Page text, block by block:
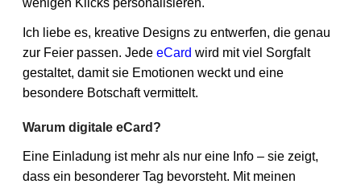
wenigen Klicks personalisieren.
Ich liebe es, kreative Designs zu entwerfen, die genau
zur Feier passen. Jede eCard wird mit viel Sorgfalt
gestaltet, damit sie Emotionen weckt und eine
besondere Botschaft vermittelt.
Warum digitale eCard?
Eine Einladung ist mehr als nur eine Info – sie zeigt,
dass ein besonderer Tag bevorsteht. Mit meinen